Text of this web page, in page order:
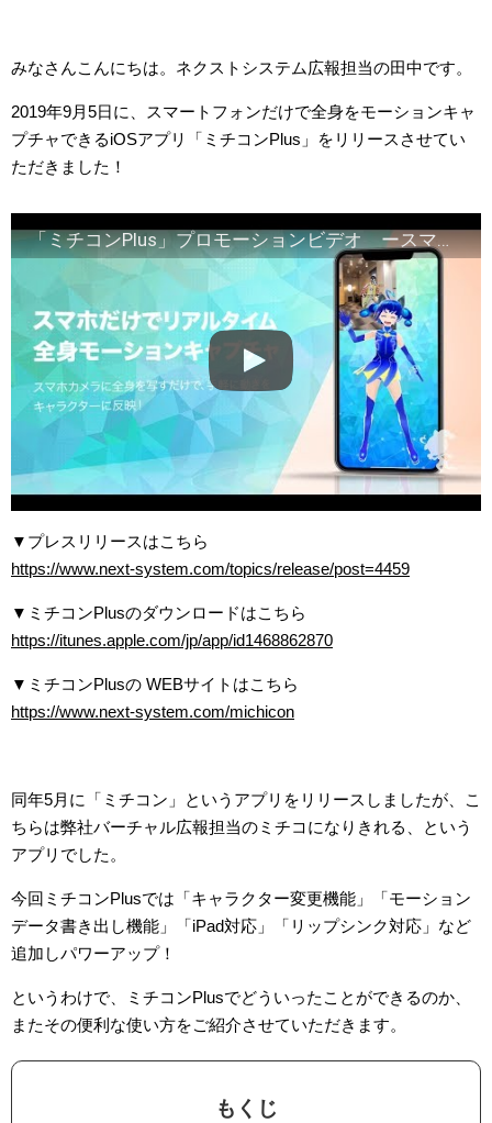
みなさんこんにちは。ネクストシステム広報担当の田中です。
2019年9月5日に、スマートフォンだけで全身をモーションキャ
プチャできるiOSアプリ「ミチコンPlus」をリリースさせてい
ただきました！
「ミチコンPlus」プロモーションビデオ ースマホで全身モーションキャプチャ！ー
▼プレスリリースはこちら
https://www.next-system.com/topics/release/post=4459
▼ミチコンPlusのダウンロードはこちら
https://itunes.apple.com/jp/app/id1468862870
▼ミチコンPlusの WEBサイトはこちら
https://www.next-system.com/michicon
同年5月に「ミチコン」というアプリをリリースしましたが、こ
ちらは弊社バーチャル広報担当のミチコになりきれる、という
アプリでした。
今回ミチコンPlusでは「キャラクター変更機能」「モーション
データ書き出し機能」「iPad対応」「リップシンク対応」など
追加しパワーアップ！
というわけで、ミチコンPlusでどういったことができるのか、
またその便利な使い方をご紹介させていただきます。
もくじ